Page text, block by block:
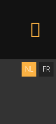
NL FR